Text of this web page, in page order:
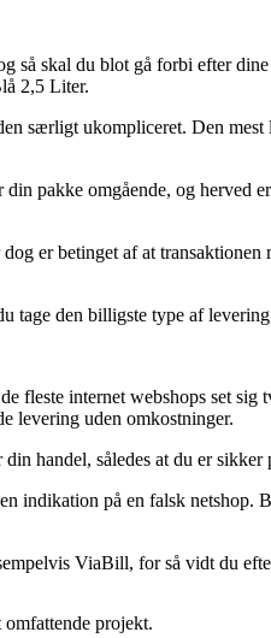
så skal du blot gå forbi efter
2,5 Liter.
særligt ukompliceret. Den
pakke omgående, og herved
er betinget af at transaktionen
tage den billigste type af
fleste internet webshops set
levering uden omkostninger.
handel, således at du er sikker
indikation på en falsk netshop.
ViaBill, for så vidt du
projekt.